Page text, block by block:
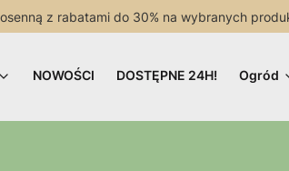
z rabatami do 30% na wybranych
NOWOŚCI DOSTĘPNE 24H! Ogród